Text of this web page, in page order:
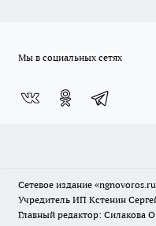
Мы в социальных сетях
Сетевое издание
Учредитель ИП Кстенин
Главный редактор: Силакова